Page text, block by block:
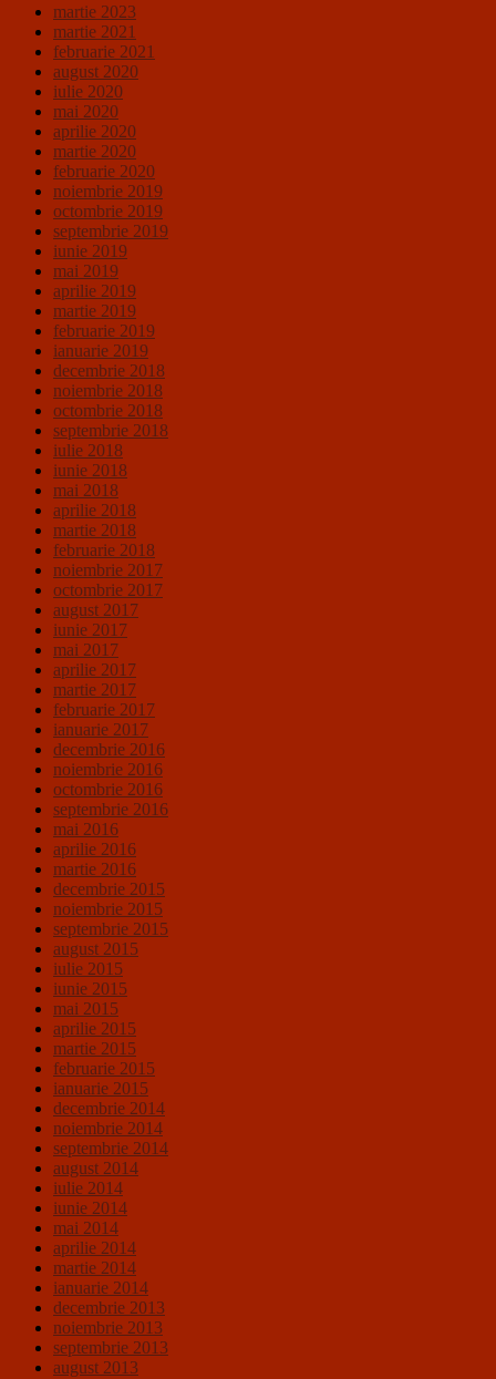
martie 2023
martie 2021
februarie 2021
august 2020
iulie 2020
mai 2020
aprilie 2020
martie 2020
februarie 2020
noiembrie 2019
octombrie 2019
septembrie 2019
iunie 2019
mai 2019
aprilie 2019
martie 2019
februarie 2019
ianuarie 2019
decembrie 2018
noiembrie 2018
octombrie 2018
septembrie 2018
iulie 2018
iunie 2018
mai 2018
aprilie 2018
martie 2018
februarie 2018
noiembrie 2017
octombrie 2017
august 2017
iunie 2017
mai 2017
aprilie 2017
martie 2017
februarie 2017
ianuarie 2017
decembrie 2016
noiembrie 2016
octombrie 2016
septembrie 2016
mai 2016
aprilie 2016
martie 2016
decembrie 2015
noiembrie 2015
septembrie 2015
august 2015
iulie 2015
iunie 2015
mai 2015
aprilie 2015
martie 2015
februarie 2015
ianuarie 2015
decembrie 2014
noiembrie 2014
septembrie 2014
august 2014
iulie 2014
iunie 2014
mai 2014
aprilie 2014
martie 2014
ianuarie 2014
decembrie 2013
noiembrie 2013
septembrie 2013
august 2013